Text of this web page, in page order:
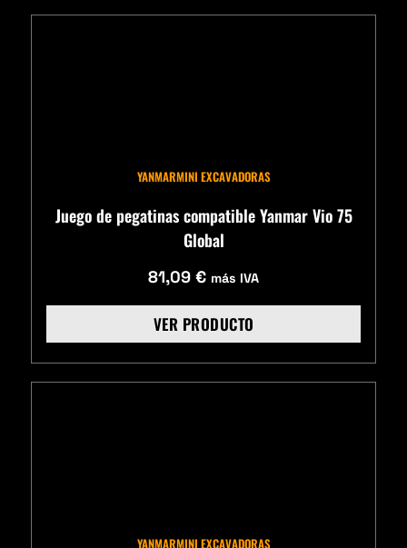
YANMARMINI EXCAVADORAS
Juego de pegatinas compatible Yanmar Vio 75
Global
81,09 € más IVA
VER PRODUCTO
YANMARMINI EXCAVADORAS